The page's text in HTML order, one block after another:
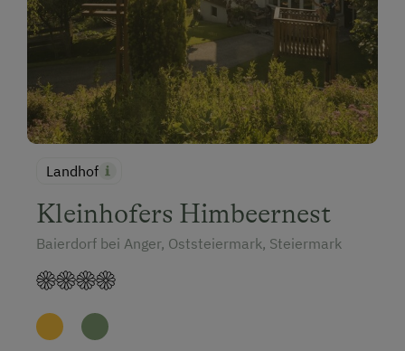
Landhof
Kleinhofers Himbeernest
Baierdorf bei Anger, Oststeiermark, Steiermark